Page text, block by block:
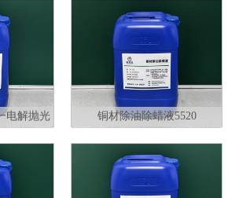
电解抛光
铜材除油除蜡液5520